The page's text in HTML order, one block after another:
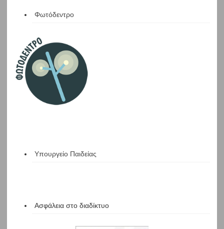
Φωτόδεντρο
Υπουργείο Παιδείας
Ασφάλεια στο διαδίκτυο